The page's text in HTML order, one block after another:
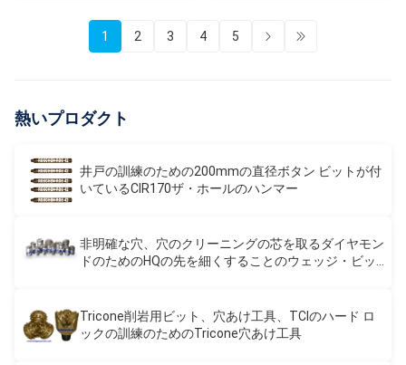
1 2 3 4 5
熱いプロダクト
井戸の訓練のための200mmの直径ボタン ビットが付
いているCIR170ザ・ホールのハンマー
非明確な穴、穴のクリーニングの芯を取るダイヤモン
ドのためのHQの先を細くすることのウェッジ・ビッ
Tricone削岩用ビット、穴あけ工具、TCIのハード ロ
ックの訓練のためのTricone穴あけ工具